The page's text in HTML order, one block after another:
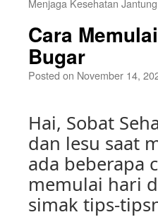
Menjaga Kesehatan Jantung
Cara
Bugar
Posted on November 14,
Hai, Sobat
dan lesu saat
ada beberapa
memulai hari
simak tips-